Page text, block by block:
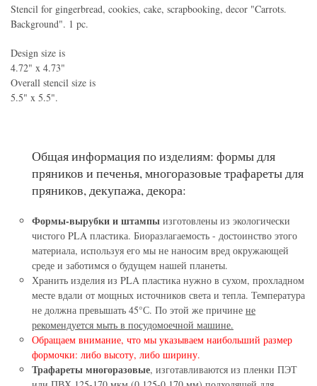
Stencil for gingerbread, cookies, cake, scrapbooking, decor "Carrots.
Background". 1 pc.
Design size is
4.72" x 4.73"
Overall stencil size is
5.5" x 5.5".
Общая информация по изделиям: формы для
пряников и печенья, многоразовые трафареты для
пряников, декупажа, декора:
Формы-вырубки и штампы изготовлены из экологически
чистого PLA пластика. Биоразлагаемость - достоинство этого
материала, используя его мы не наносим вред окружающей
среде и заботимся о будущем нашей планеты.
Хранить изделия из PLA пластика нужно в сухом, прохладном
месте вдали от мощных источников света и тепла. Температура
не должна превышать 45°С. По этой же причине не
рекомендуется мыть в посудомоечной машине.
Обращаем внимание, что мы указываем наибольший размер
формочки: либо высоту, либо ширину.
Трафареты многоразовые, изготавливаются из пленки ПЭТ